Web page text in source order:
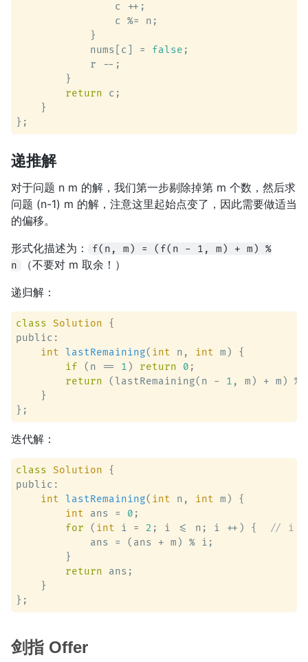
                c ++;
                c %= n;
            }
            nums[c] =
false ;
            r --;
        }
return c;
    }
递推解
对于问题 n m 的解，我们第一步剔除掉第 m 个数，然后求
问题 (n-1) m 的解，注意这里起始点变了，因此需要做适当
的偏移。
形式化描述为：
f(n, m) = (f(n - 1, m) + m) %
n
（不要对 m 取余！）
递归解：
class Solution {
public:
int lastRemaining( int n, int m)
{
if (n == 1 ) return 0 ;
return (lastRemaining(n - 1 , m) + m) %
    }
迭代解：
class Solution {
public:
int lastRemaining( int n, int m)
{
int ans = 0 ;
for ( int i = 2 ; i <= n; i ++) {
// i
            ans = (ans + m) % i;
        }
return ans;
    }
剑指 Offer